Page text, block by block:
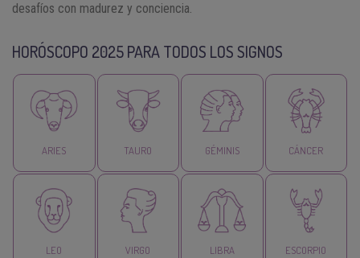
desafíos con madurez y conciencia.
HORÓSCOPO 2025 PARA TODOS LOS SIGNOS
ARIES TAURO GÉMINIS CÁNCER
LEO VIRGO LIBRA ESCORPIO